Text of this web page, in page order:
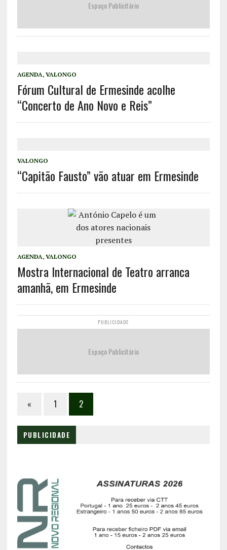
Espaço Publicitário
AGENDA, VALONGO
Fórum Cultural de Ermesinde acolhe
“Concerto de Ano Novo e Reis”
VALONGO
“Capitão Fausto” vão atuar em Ermesinde
AGENDA, VALONGO
Mostra Internacional de Teatro arranca
amanhã, em Ermesinde
PUBLICIDADE
Espaço Publicitário
« 1 2
PUBLICIDADE